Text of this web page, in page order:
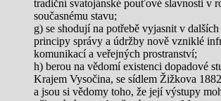
tradiční svatojánské pouťové slavnosti v
současnému stavu;
g) se shodují na potřebě vyjasnit v
principy správy a údržby nově vzniklé
komunikací a veřejných prostranství;
h) berou na vědomí existenci dopadové
Krajem Vysočina, se sídlem Žižkova
a jsou si vědomy toho, že její výstupy